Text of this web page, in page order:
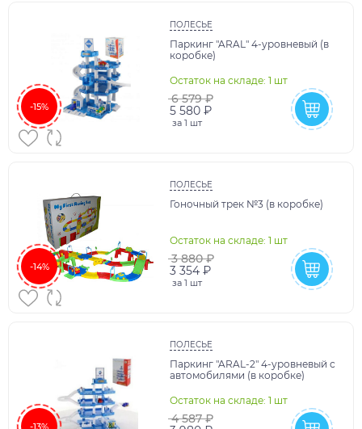
-15%
ПОЛЕСЬЕ
Паркинг "ARAL" 4-уровневый (в
коробке)
Остаток на складе: 1 шт
6 579 ₽
5 580 ₽
за 1 шт
-14%
ПОЛЕСЬЕ
Гоночный трек №3 (в коробке)
Остаток на складе: 1 шт
3 880 ₽
3 354 ₽
за 1 шт
-13%
ПОЛЕСЬЕ
Паркинг "ARAL-2" 4-уровневый с
автомобилями (в коробке)
Остаток на складе: 1 шт
4 587 ₽